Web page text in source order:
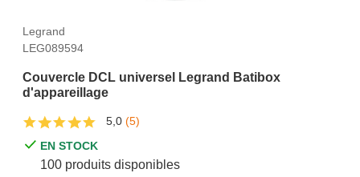
Legrand
LEG089594
Couvercle DCL universel Legrand Batibox
d'appareillage
5,0 (5)
EN STOCK
100 produits disponibles